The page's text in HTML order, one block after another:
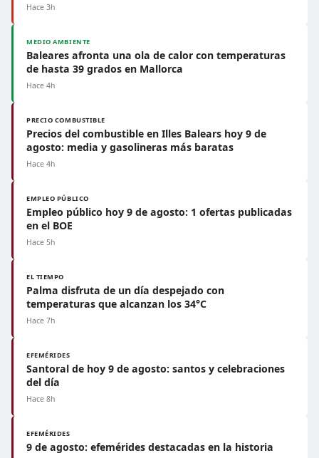
Hace 3h
MEDIO AMBIENTE
Baleares afronta una ola de calor con temperaturas
de hasta 39 grados en Mallorca
Hace 4h
PRECIO COMBUSTIBLE
Precios del combustible en Illes Balears hoy 9 de
agosto: media y gasolineras más baratas
Hace 4h
EMPLEO PÚBLICO
Empleo público hoy 9 de agosto: 1 ofertas publicadas
en el BOE
Hace 5h
EL TIEMPO
Palma disfruta de un día despejado con
temperaturas que alcanzan los 34°C
Hace 7h
EFEMÉRIDES
Santoral de hoy 9 de agosto: santos y celebraciones
del día
Hace 8h
EFEMÉRIDES
9 de agosto: efemérides destacadas en la historia